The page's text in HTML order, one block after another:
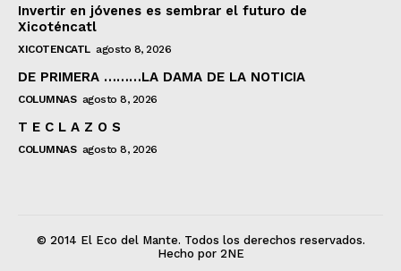
Invertir en jóvenes es sembrar el futuro de
Xicoténcatl
XICOTENCATL agosto 8, 2026
DE PRIMERA ………LA DAMA DE LA NOTICIA
COLUMNAS agosto 8, 2026
T E C L A Z O S
COLUMNAS agosto 8, 2026
© 2014 El Eco del Mante. Todos los derechos reservados.
Hecho por 2NE